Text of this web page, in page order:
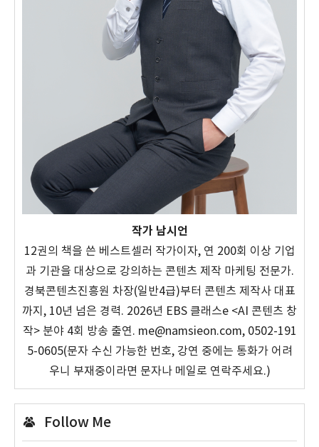
작가 남시언
12권의 책을 쓴 베스트셀러 작가이자, 연 200회 이상 기업
과 기관을 대상으로 강의하는 콘텐츠 제작 마케팅 전문가.
경북콘텐츠진흥원 차장(일반4급)부터 콘텐츠 제작사 대표
까지, 10년 넘은 경력. 2026년 EBS 클래스e <AI 콘텐츠 창
작> 분야 4회 방송 출연. me@namsieon.com, 0502-191
5-0605(문자 수신 가능한 번호, 강연 중에는 통화가 어려
우니 부재중이라면 문자나 메일로 연락주세요.)
Follow Me